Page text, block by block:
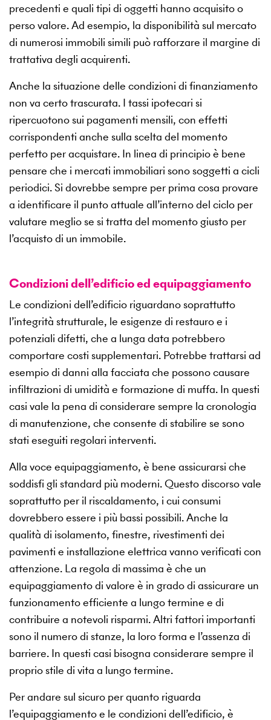
precedenti e quali tipi di oggetti hanno acquisito o
perso valore. Ad esempio, la disponibilità sul mercato
di numerosi immobili simili può rafforzare il margine di
trattativa degli acquirenti.
Anche la situazione delle condizioni di finanziamento
non va certo trascurata. I tassi ipotecari si
ripercuotono sui pagamenti mensili, con effetti
corrispondenti anche sulla scelta del momento
perfetto per acquistare. In linea di principio è bene
pensare che i mercati immobiliari sono soggetti a cicli
periodici. Si dovrebbe sempre per prima cosa provare
a identificare il punto attuale all’interno del ciclo per
valutare meglio se si tratta del momento giusto per
l’acquisto di un immobile.
Condizioni dell’edificio ed equipaggiamento
Le condizioni dell’edificio riguardano soprattutto
l’integrità strutturale, le esigenze di restauro e i
potenziali difetti, che a lunga data potrebbero
comportare costi supplementari. Potrebbe trattarsi ad
esempio di danni alla facciata che possono causare
infiltrazioni di umidità e formazione di muffa. In questi
casi vale la pena di considerare sempre la cronologia
di manutenzione, che consente di stabilire se sono
stati eseguiti regolari interventi.
Alla voce equipaggiamento, è bene assicurarsi che
soddisfi gli standard più moderni. Questo discorso vale
soprattutto per il riscaldamento, i cui consumi
dovrebbero essere i più bassi possibili. Anche la
qualità di isolamento, finestre, rivestimenti dei
pavimenti e installazione elettrica vanno verificati con
attenzione. La regola di massima è che un
equipaggiamento di valore è in grado di assicurare un
funzionamento efficiente a lungo termine e di
contribuire a notevoli risparmi. Altri fattori importanti
sono il numero di stanze, la loro forma e l’assenza di
barriere. In questi casi bisogna considerare sempre il
proprio stile di vita a lungo termine.
Per andare sul sicuro per quanto riguarda
l’equipaggiamento e le condizioni dell’edificio, è